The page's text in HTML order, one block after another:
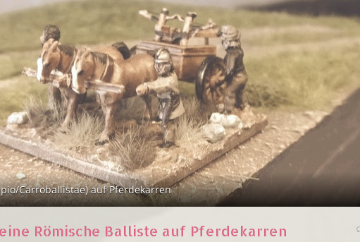
Carroballistae) auf Pferdekarren
Römische Balliste auf Pferdekarren